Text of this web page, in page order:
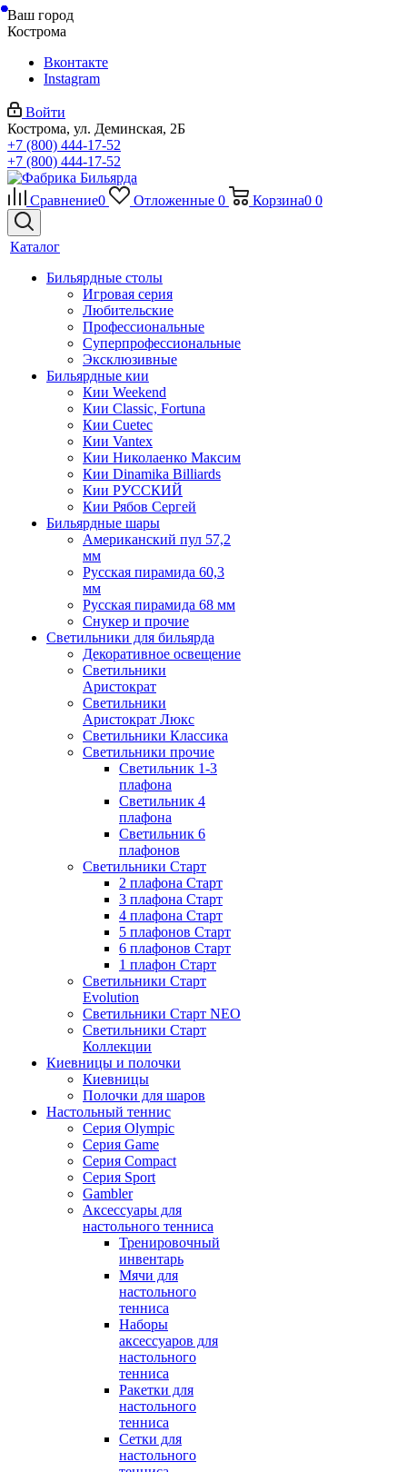
Ваш город
Кострома
Вконтакте
Instagram
Войти
Кострома, ул. Деминская, 2Б
+7 (800) 444-17-52
+7 (800) 444-17-52
Сравнение0 Отложенные 0 Корзина0 0
Каталог
Бильярдные столы
Игровая серия
Любительские
Профессиональные
Суперпрофессиональные
Эксклюзивные
Бильярдные кии
Кии Weekend
Кии Classic, Fortuna
Кии Cuetec
Кии Vantex
Кии Николаенко Максим
Кии Dinamika Billiards
Кии РУССКИЙ
Кии Рябов Сергей
Бильярдные шары
Американский пул 57,2
мм
Русская пирамида 60,3
мм
Русская пирамида 68 мм
Снукер и прочие
Светильники для бильярда
Декоративное освещение
Светильники
Аристократ
Светильники
Аристократ Люкс
Светильники Классика
Светильники прочие
Светильник 1-3
плафона
Светильник 4
плафона
Светильник 6
плафонов
Светильники Старт
2 плафона Старт
3 плафона Старт
4 плафона Старт
5 плафонов Старт
6 плафонов Старт
1 плафон Старт
Светильники Старт
Evolution
Светильники Старт NEO
Светильники Старт
Коллекции
Киевницы и полочки
Киевницы
Полочки для шаров
Настольный теннис
Серия Olympic
Серия Game
Серия Compact
Серия Sport
Gambler
Аксессуары для
настольного тенниса
Тренировочный
инвентарь
Мячи для
настольного
тенниса
Наборы
аксессуаров для
настольного
тенниса
Ракетки для
настольного
тенниса
Сетки для
настольного